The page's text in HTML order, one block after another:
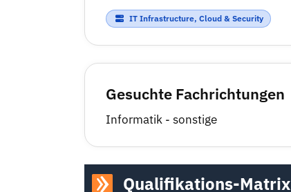
IT Infrastructure, Cloud & Security
Gesuchte Fachrichtungen
Informatik - sonstige
Qualifikations-Matrix